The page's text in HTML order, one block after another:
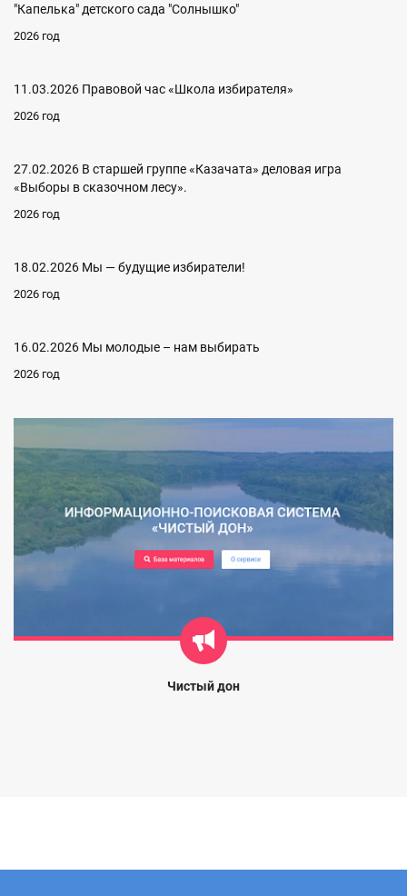
"Капелька" детского сада "Солнышко"
2026 год
11.03.2026 Правовой час «Школа избирателя»
2026 год
27.02.2026 В старшей группе «Казачата» деловая игра
«Выборы в сказочном лесу».
2026 год
18.02.2026 Мы — будущие избиратели!
2026 год
16.02.2026 Мы молодые – нам выбирать
2026 год
Чистый дон